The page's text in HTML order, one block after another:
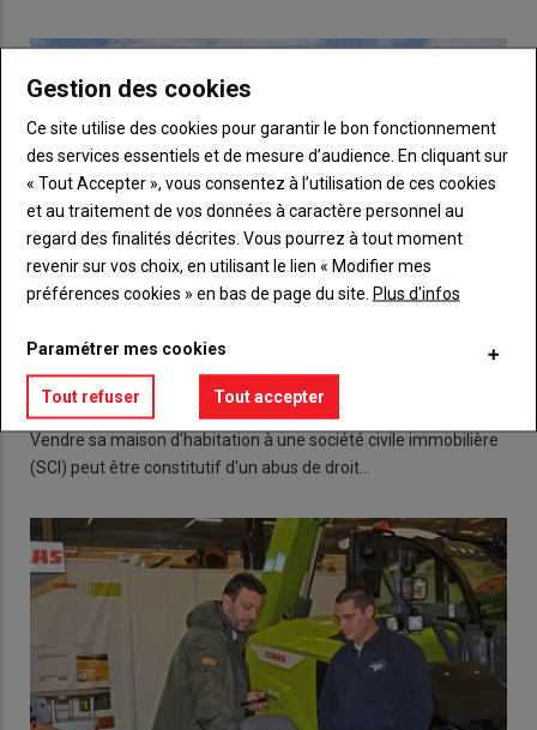
Maison d'habitation, SCI et abus de droit
11 mars 2020
Vendre sa maison d'habitation à une société civile immobilière
(SCI) peut être constitutif d'un abus de droit…
Gestion des cookies
Ce site utilise des cookies pour garantir le bon fonctionnement
des services essentiels et de mesure d’audience. En cliquant sur
« Tout Accepter », vous consentez à l’utilisation de ces cookies
et au traitement de vos données à caractère personnel au
regard des finalités décrites. Vous pourrez à tout moment
revenir sur vos choix, en utilisant le lien « Modifier mes
préférences cookies » en bas de page du site. Plus d'infos
Paramétrer mes cookies
Tout refuser Tout accepter